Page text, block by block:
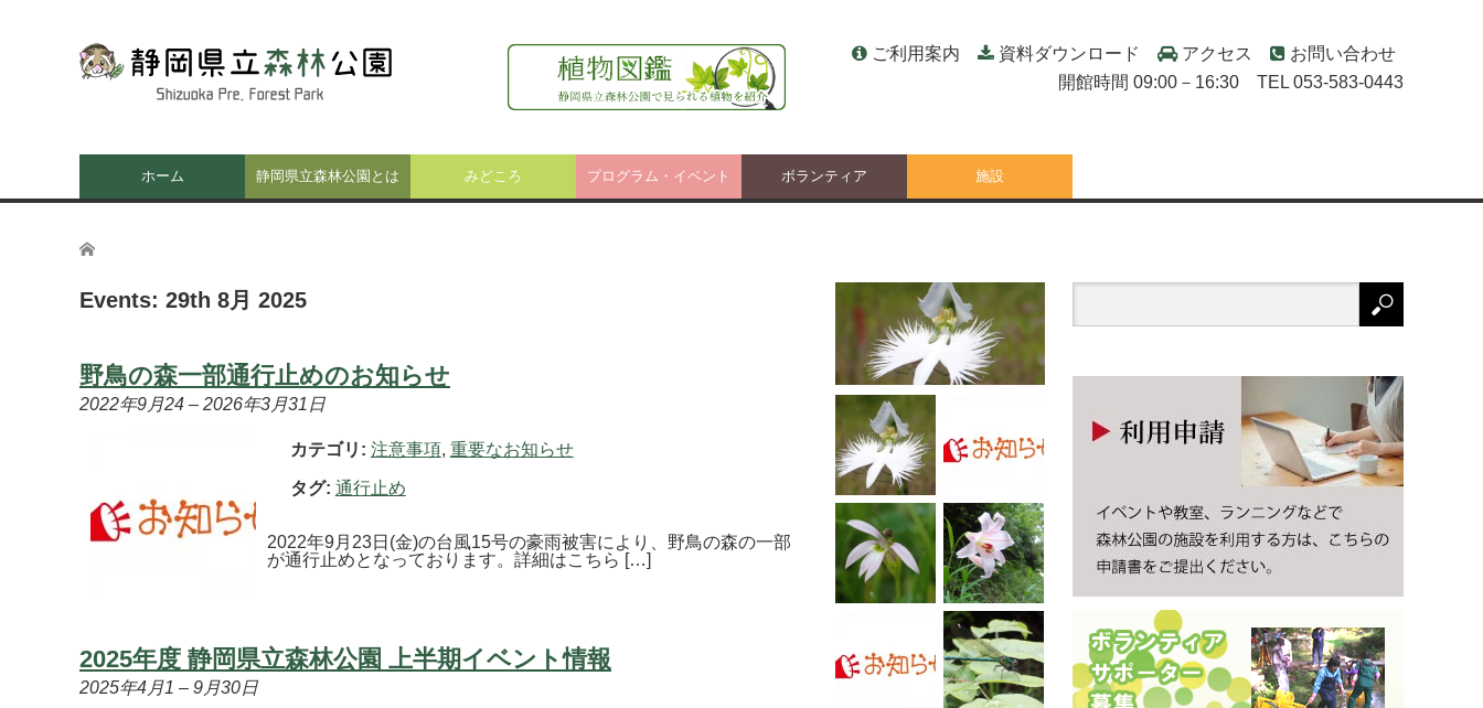
ホーム 静岡県立森林公園とは みどころ プログラム・イベント ボランティア 施設
ご利用案内 資料ダウンロード アクセス
お問い合わせ
開館時間 09:00－16:30 TEL 053-583-0443
ホーム
Events: 29th 8月 2025
野鳥の森一部通行止めのお知らせ
2022年9月24 – 2026年3月31日
カテゴリ: 注意事項, 重要なお知らせ
タグ: 通行止め
2022年9月23日(金)の台風15号の豪雨被害により、野鳥の森の一部
が通行止めとなっております。詳細はこちら […]
2025年度 静岡県立森林公園 上半期イベント情報
2025年4月1 – 9月30日